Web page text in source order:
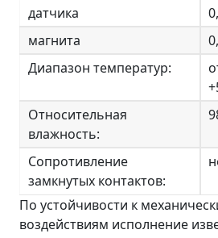
датчика
магнита
Диапазон температур:
Относительная
влажность:
Сопротивление
замкнутых контактов:
По устойчивости к
воздействиям исполнение